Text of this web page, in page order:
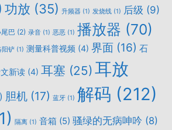
功放 (35) 升频器 (1) 发烧线 (1) 后级 (9)
巴 (2) 录音 (1) 恶恶 (1) 播放器 (70)
阳铲 (1) 测量科普视频 (4) 界面 (16) 石
新读 (4) 耳塞 (25) 耳放
胆机 (17) 蓝牙 (1) 解码 (212)
隔离 (1) 音箱 (5) 骚绿的无病呻吟 (8)